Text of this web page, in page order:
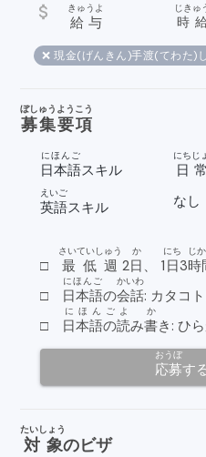
attach_money
給与
きゅうよ
時給
じきゅ
❌ 現金(げんきん)手渡(てわた)
募集要項
ぼしゅうようこう
日本語
にほんご
スキル 日
にちじ
英語
えいご
スキル なし
□最低週
さいていしゅう
2日
か
、 1 日
にち
3時
じか
□ 日本語
にほんご
の会話
かいわ
: カタコ
□ 日本語の
にほんご
読
よ
み書
か
き: ひ
応募
おうぼ
す
対象
たいしょう
のビザ